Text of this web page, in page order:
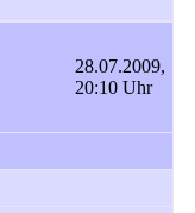
28.07.2009,
20:10 Uhr